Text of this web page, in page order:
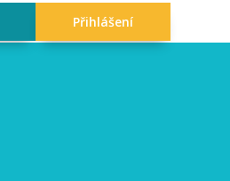
Přihlášení